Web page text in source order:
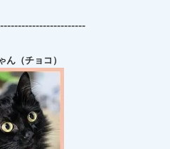
ん（チョコ）